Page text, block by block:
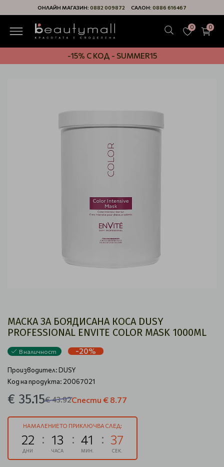
ОНЛАЙН МАГАЗИН: 0882 009872 САЛОН: 0886 616467
0 0
-15% С КОД - SUMMER15
МАСКА ЗА БОЯДИСАНА КОСА DUSY
PROFESSIONAL ENVITE COLOR MASK 1000ML
В наличност -20%
Производител:DUSY
Код на продукта: 20067021
€ 35.15€ 43.92Спести € 8.77
НАМАЛЕНИЕТО ПРИКЛЮЧВА СЛЕД:
22
ДНИ
13
ЧАСА
41
МИН.
37
СЕК.